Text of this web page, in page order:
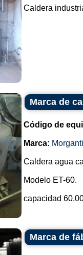
Caldera
Marca de
Código de
Marca: Morganti
Caldera agua
Modelo ET-60.
capacidad
Marca de